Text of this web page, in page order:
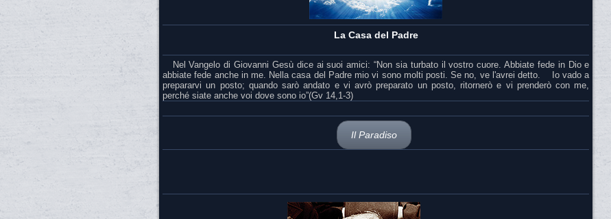
La Casa del Padre
Nel Vangelo di Giovanni Gesù dice ai suoi amici: “Non sia turbato il vostro cuore. Abbiate fede in Dio e
abbiate fede anche in me. Nella casa del Padre mio vi sono molti posti. Se no, ve l'avrei detto. Io vado a
prepararvi un posto; quando sarò andato e vi avrò preparato un posto, ritornerò e vi prenderò con me,
perché siate anche voi dove sono io”(Gv 14,1-3)
Il Paradiso